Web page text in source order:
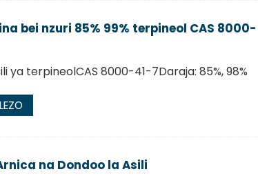
bei nzuri 85% 99% terpineol CAS 8000-
ya terpineolCAS 8000-41-7Daraja: 85%, 98%
na Dondoo la Asili